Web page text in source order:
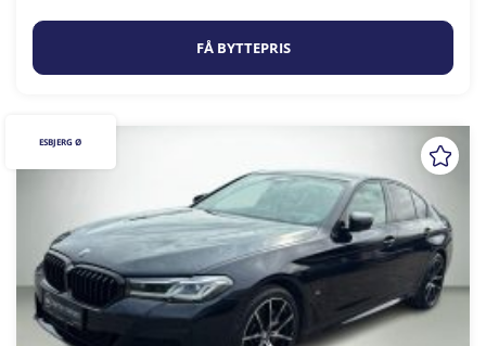
FÅ BYTTEPRIS
ESBJERG Ø